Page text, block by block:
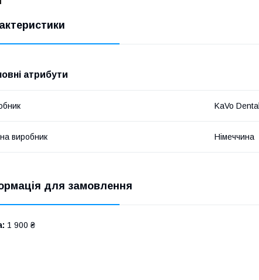
атрибути
KaVo Dental
виробник Німеччина
для замовлення
1 900 ₴